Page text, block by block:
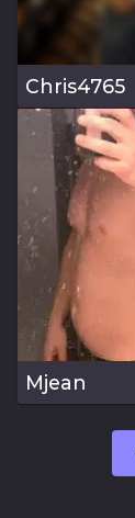
Chris4765
Mjean